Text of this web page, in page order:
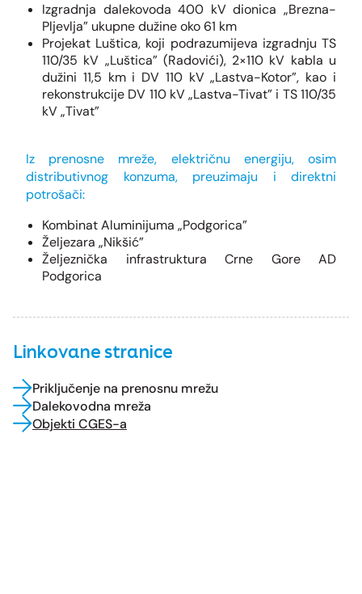
Izgradnja dalekovoda 400 kV dionica „Brezna-
Pljevlja” ukupne dužine oko 61 km
Projekat Luštica, koji podrazumijeva izgradnju TS
110/35 kV „Luštica” (Radovići), 2×110 kV kabla u
dužini 11,5 km i DV 110 kV „Lastva-Kotor”, kao i
rekonstrukcije DV 110 kV „Lastva-Tivat” i TS 110/35
kV „Tivat”
Iz prenosne mreže, električnu energiju, osim
distributivnog konzuma, preuzimaju i direktni
potrošači:
Kombinat Aluminijuma „Podgorica”
Željezara „Nikšić”
Željeznička infrastruktura Crne Gore AD
Podgorica
Linkovane stranice
Priključenje na prenosnu mrežu
Dalekovodna mreža
Objekti CGES-a